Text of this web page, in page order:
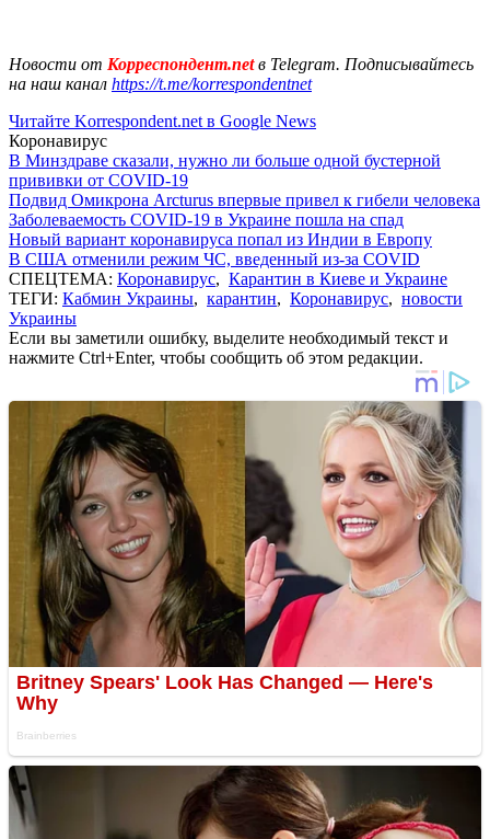
Новости от Корреспондент.netв Telegram. Подписывайтесь
на наш канал https://t.me/korrespondentnet
Читайте Korrespondent.net в Google News
Коронавирус
В Минздраве сказали, нужно ли больше одной бустерной
прививки от COVID-19
Подвид Омикрона Arcturus впервые привел к гибели человека
Заболеваемость COVID-19 в Украине пошла на спад
Новый вариант коронавируса попал из Индии в Европу
В США отменили режим ЧС, введенный из-за COVID
СПЕЦТЕМА: Коронавирус, Карантин в Киеве и Украине
ТЕГИ: Кабмин Украины, карантин, Коронавирус, новости
Украины
Если вы заметили ошибку, выделите необходимый текст и
нажмите Ctrl+Enter, чтобы сообщить об этом редакции.